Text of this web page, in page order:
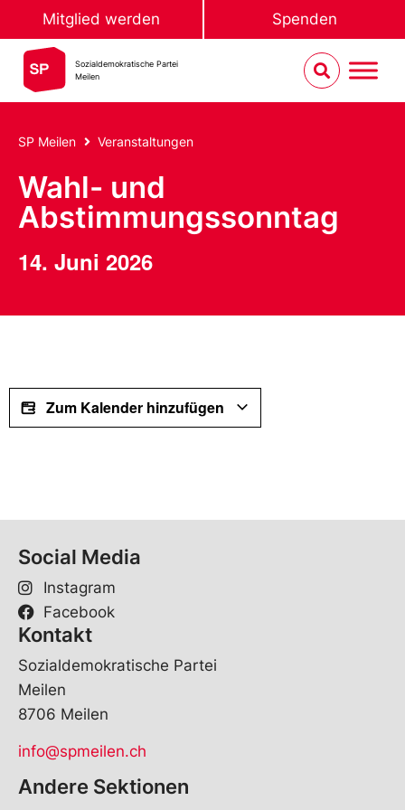
Mitglied werden Spenden
Sozialdemokratische Partei
Meilen
SP Meilen Veranstaltungen
Wahl- und
Abstimmungssonntag
14. Juni 2026
Zum Kalender hinzufügen
Social Media
Instagram
Facebook
Kontakt
Sozialdemokratische Partei
Meilen
8706 Meilen
info@spmeilen.ch
Andere Sektionen